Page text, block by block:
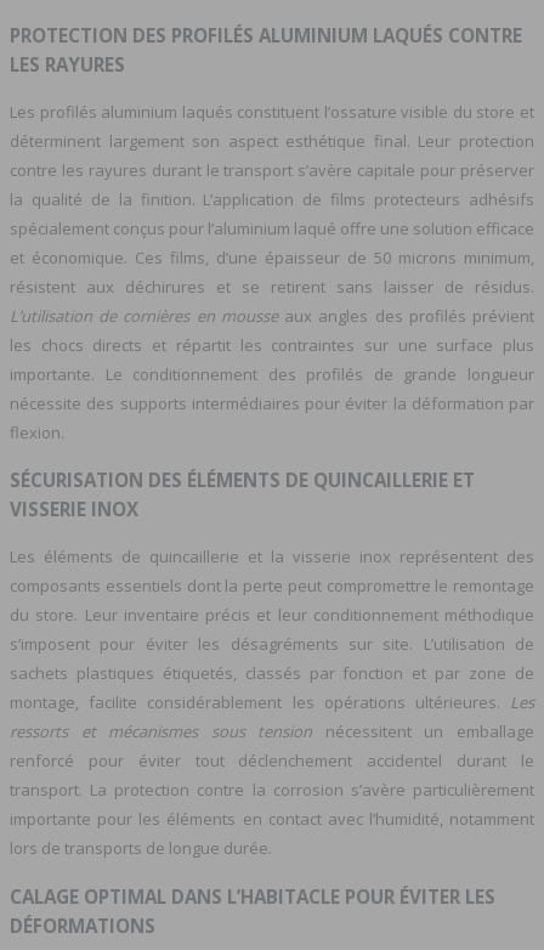
PROTECTION DES PROFILÉS ALUMINIUM LAQUÉS CONTRE
LES RAYURES
Les profilés aluminium laqués constituent l’ossature visible du store et
déterminent largement son aspect esthétique final. Leur protection
contre les rayures durant le transport s’avère capitale pour préserver
la qualité de la finition. L’application de films protecteurs adhésifs
spécialement conçus pour l’aluminium laqué offre une solution efficace
et économique. Ces films, d’une épaisseur de 50 microns minimum,
résistent aux déchirures et se retirent sans laisser de résidus.
L’utilisation de cornières en mousse aux angles des profilés prévient
les chocs directs et répartit les contraintes sur une surface plus
importante. Le conditionnement des profilés de grande longueur
nécessite des supports intermédiaires pour éviter la déformation par
flexion.
SÉCURISATION DES ÉLÉMENTS DE QUINCAILLERIE ET
VISSERIE INOX
Les éléments de quincaillerie et la visserie inox représentent des
composants essentiels dont la perte peut compromettre le remontage
du store. Leur inventaire précis et leur conditionnement méthodique
s’imposent pour éviter les désagréments sur site. L’utilisation de
sachets plastiques étiquetés, classés par fonction et par zone de
montage, facilite considérablement les opérations ultérieures. Les
ressorts et mécanismes sous tension nécessitent un emballage
renforcé pour éviter tout déclenchement accidentel durant le
transport. La protection contre la corrosion s’avère particulièrement
importante pour les éléments en contact avec l’humidité, notamment
lors de transports de longue durée.
CALAGE OPTIMAL DANS L’HABITACLE POUR ÉVITER LES
DÉFORMATIONS